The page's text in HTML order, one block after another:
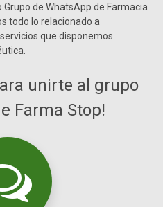
de WhatsApp de Farmacia
todo lo relacionado a
que disponemos
unirte al grupo
Farma Stop!